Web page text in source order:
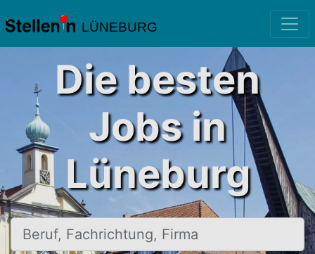
LÜNEBURG
Die besten
Jobs in
Lüneburg
Beruf, Fachrichtung, Firma